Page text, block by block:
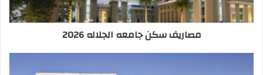
مصاريف سكن جامعه الجلاله 2026